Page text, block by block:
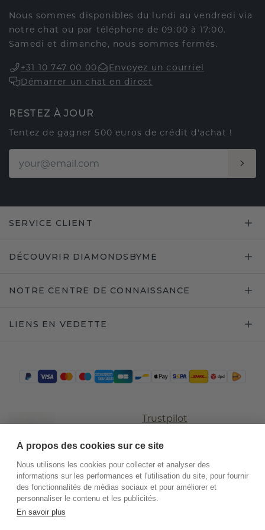
Nous sommes disponibles du lundi au vendredi via
notre chat ou par téléphone de 09:00 à 17:00.
Samedi et dimanche, nous sommes fermés.
+31 10 747 00 00
Envoyez un courriel
Démarrer un chat en direct
RESTEZ À JOUR
Tentez de gagner 500 euros de crédit d'achat !
SERVICE CLIENT
DÉCOUVRIR DIAMONDSBYME
NOTRE CENTRE DE CONNAISSANCE
LIENS EN VEDETTE
Trustpilot
À propos des cookies sur ce site
Nous utilisons les cookies pour collecter et analyser des
informations sur les performances et l'utilisation du site, pour fournir
des fonctionnalités de médias sociaux et pour améliorer et
personnaliser le contenu et les publicités.
En savoir plus